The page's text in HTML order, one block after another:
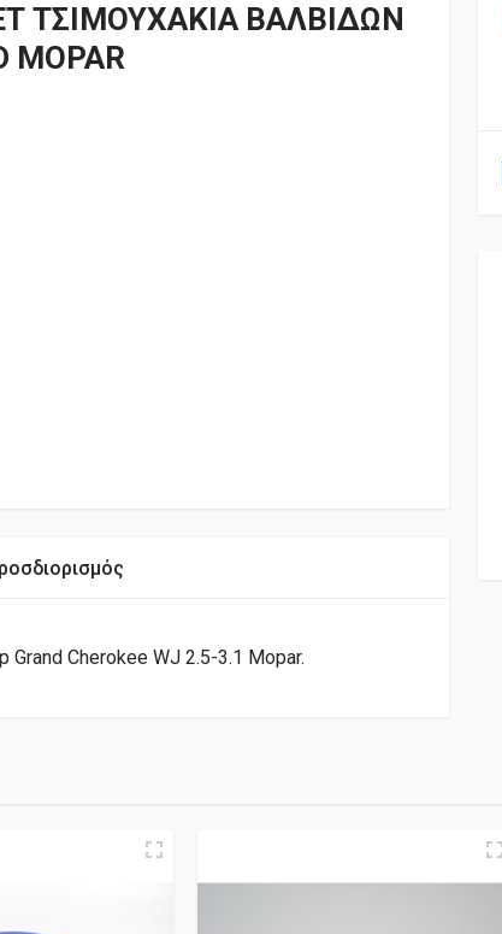
ΤΣΙΜΟΥΧΑΚΙΑ ΒΑΛΒΙΔΩΝ
MOPAR
Cherokee WJ 2.5-3.1 Mopar.